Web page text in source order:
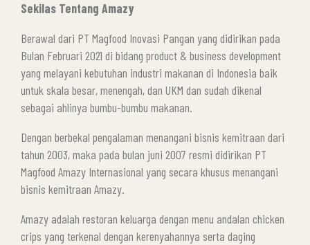
Sekilas Tentang Amazy
Berawal dari PT Magfood Inovasi Pangan yang didirikan pada
Bulan Februari 2021 di bidang product & business development
yang melayani kebutuhan industri makanan di Indonesia baik
untuk skala besar, menengah, dan UKM dan sudah dikenal
sebagai ahlinya bumbu-bumbu makanan.
Dengan berbekal pengalaman menangani bisnis kemitraan dari
tahun 2003, maka pada bulan juni 2007 resmi didirikan PT
Magfood Amazy Internasional yang secara khusus menangani
bisnis kemitraan Amazy.
Amazy adalah restoran keluarga dengan menu andalan chicken
crips yang terkenal dengan kerenyahannya serta daging